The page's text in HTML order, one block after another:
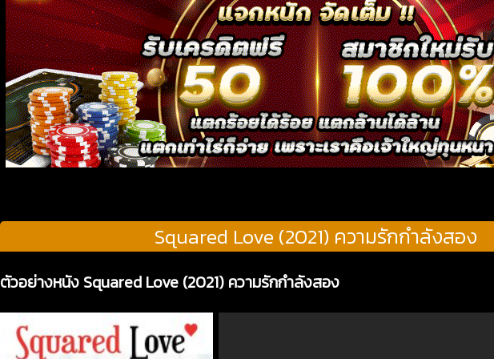
Squared Love (2021) ความรักกำลังสอง
ตัวอย่างหนัง Squared Love (2021) ความรักกำลังสอง